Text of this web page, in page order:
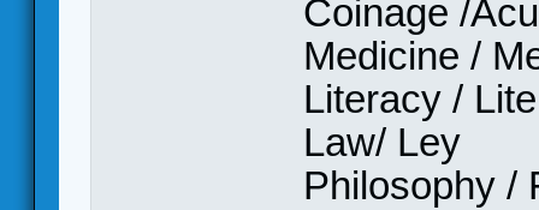
Coinage /
Medicine /
Literacy /
Law/ Ley
Philosophy /